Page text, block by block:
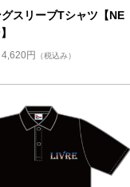
グスリーブTシャツ【NE
4,620円 （税込み）